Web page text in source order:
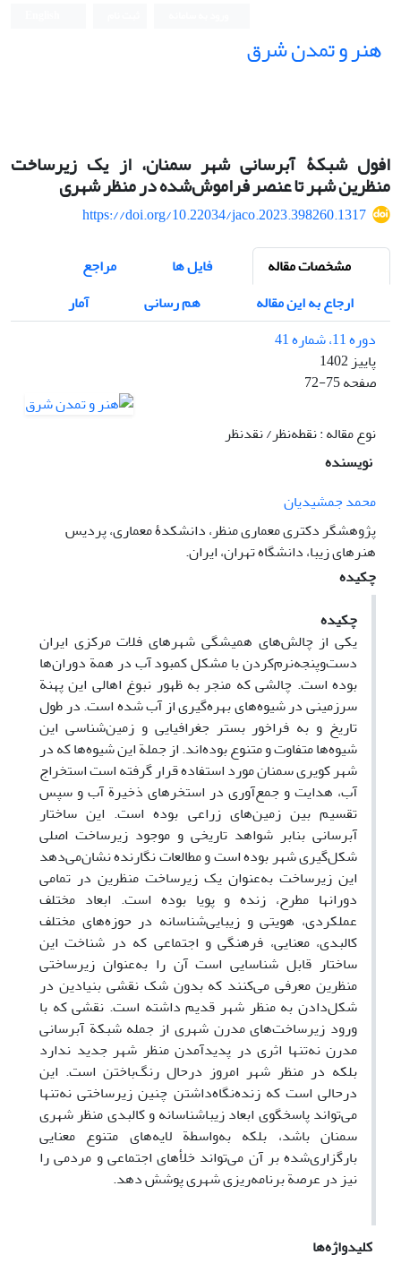
هنر و تمدن شرق
افول شبکۀ آبرسانی شهر سمنان، از یک زیرساخت
منظرین شهر تا عنصر فراموش‌شده در منظر شهری
https://doi.org/10.22034/jaco.2023.398260.1317
مشخصات مقاله
فایل ها
مراجع
ارجاع به این مقاله
هم رسانی
آمار
دوره 11، شماره 41
پاییز 1402
صفحه72-75
نوع مقاله : نقطه‌نظر/ نقدنظر
نویسنده
محمد جمشیدیان
پژوهشگر دکتری معماری منظر، دانشکدۀ معماری، پردیس
هنرهای زیبا، دانشگاه تهران، ایران.
چکیده
چکیده
یکی از چالش‌های همیشگی شهرهای فلات مرکزی ایران
دست‌وپنجه‌نرم‌کردن با مشکل کمبود آب در همة دوران‌ها
بوده است. چالشی که منجر به ظهور نبوغ اهالی این پهنة
سرزمینی در شیوه‌های بهره‌گیری از آب شده است. در طول
تاریخ و به فراخور بستر جغرافیایی و زمین‌شناسی این
شیوه‌ها متفاوت و متنوع بوده‌اند. از جملة این شیوه‌ها که در
شهر کویری سمنان مورد استفاده قرار ‌گرفته است استخراج
آب، هدایت و جمع‌آوری در استخرهای ذخیرة آب و سپس
تقسیم بین زمین‌های زراعی بوده است. این ساختار
آبرسانی بنابر شواهد تاریخی و موجود زیرساخت اصلی
شکل‌گیری شهر بوده است و مطالعات نگارنده نشان‌می‌دهد
این زیرساخت به‌عنوان یک زیرساخت منظرین در تمامی
دوران‎ها مطرح، زنده و پویا بوده است. ابعاد مختلف
عملکردی، هویتی و زیبایی‌شناسانه در حوزه‌های مختلف
کالبدی، معنایی، فرهنگی و اجتماعی که در شناخت این
ساختار قابل شناسایی است آن را به‌عنوان زیرساختی
منظرین معرفی می‌کنند که بدون شک نقشی بنیادین در
شکل‌دادن به منظر شهر قدیم داشته است. نقشی که با
ورود زیرساخت‌های مدرن شهری از جمله شبکة آبرسانی
مدرن نه‌تنها اثری در پدیدآمدن منظر شهر جدید ندارد
بلکه در منظر شهر امروز درحال رنگ‌باختن است. این
درحالی است که زنده‌نگاه‌داشتن چنین زیرساختی نه‌تنها
می‌تواند پاسخگوی ابعاد زیباشناسانه و کالبدی منظر شهری
سمنان باشد، بلکه به‌واسطة لایه‌های متنوع معنایی
بارگزاری‌شده بر آن می‌تواند خلأهای اجتماعی و مردمی را
نیز در عرصة برنامه‌ریزی شهری پوشش دهد.
کلیدواژه‌ها